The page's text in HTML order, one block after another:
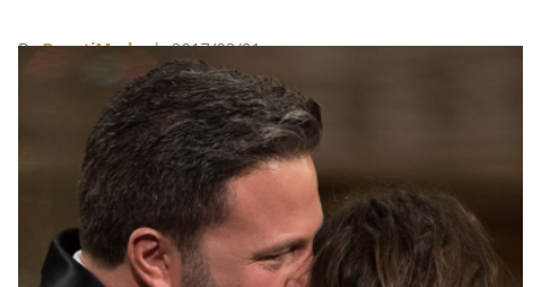
ByBeautiMode| 2017/03/01